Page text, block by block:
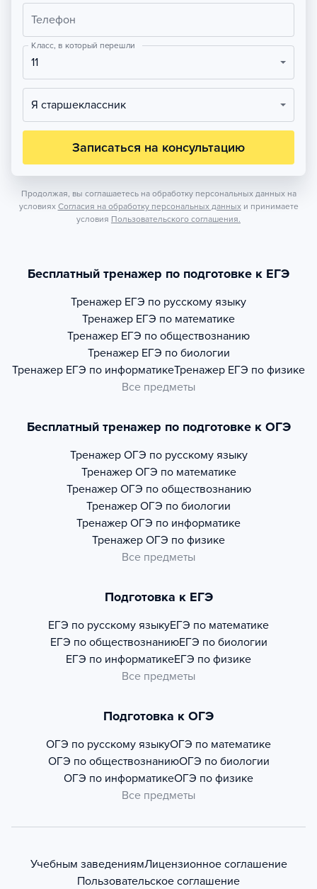
Телефон
Класс, в который перешли
11
Я старшеклассник
Записаться на консультацию
Продолжая, вы соглашаетесь на обработку персональных данных на
условиях Согласия на обработку персональных данных и принимаете
условия Пользовательского соглашения.
Бесплатный тренажер по подготовке к ЕГЭ
Тренажер ЕГЭ по русскому языку
Тренажер ЕГЭ по математике
Тренажер ЕГЭ по обществознанию
Тренажер ЕГЭ по биологии
Тренажер ЕГЭ по информатикеТренажер ЕГЭ по физике
Все предметы
Бесплатный тренажер по подготовке к ОГЭ
Тренажер ОГЭ по русскому языку
Тренажер ОГЭ по математике
Тренажер ОГЭ по обществознанию
Тренажер ОГЭ по биологии
Тренажер ОГЭ по информатике
Тренажер ОГЭ по физике
Все предметы
Подготовка к ЕГЭ
ЕГЭ по русскому языкуЕГЭ по математике
ЕГЭ по обществознаниюЕГЭ по биологии
ЕГЭ по информатикеЕГЭ по физике
Все предметы
Подготовка к ОГЭ
ОГЭ по русскому языкуОГЭ по математике
ОГЭ по обществознаниюОГЭ по биологии
ОГЭ по информатикеОГЭ по физике
Все предметы
Учебным заведениямЛицензионное соглашение
Пользовательское соглашение